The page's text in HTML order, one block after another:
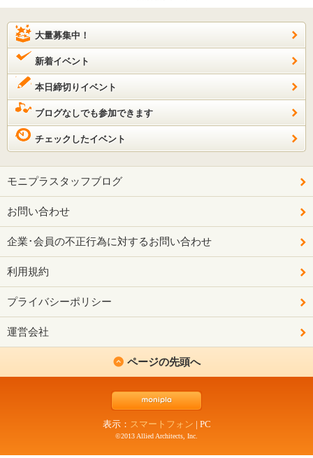
大量募集中！
新着イベント
本日締切りイベント
ブログなしでも参加できます
チェックしたイベント
モニプラスタッフブログ
お問い合わせ
企業･会員の不正行為に対するお問い合わせ
利用規約
プライバシーポリシー
運営会社
ページの先頭へ
表示： スマートフォン | PC
©2013 Allied Architects, Inc.